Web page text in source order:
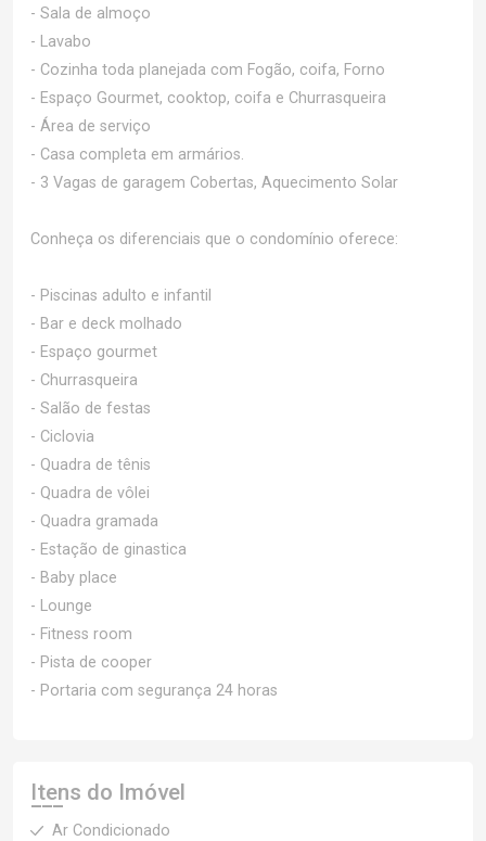
- Sala de almoço
- Lavabo
- Cozinha toda planejada com Fogão, coifa, Forno
- Espaço Gourmet, cooktop, coifa e Churrasqueira
- Área de serviço
- Casa completa em armários.
- 3 Vagas de garagem Cobertas, Aquecimento Solar
Conheça os diferenciais que o condomínio oferece:
- Piscinas adulto e infantil
- Bar e deck molhado
- Espaço gourmet
- Churrasqueira
- Salão de festas
- Ciclovia
- Quadra de tênis
- Quadra de vôlei
- Quadra gramada
- Estação de ginastica
- Baby place
- Lounge
- Fitness room
- Pista de cooper
- Portaria com segurança 24 horas
Itens do Imóvel
Ar Condicionado